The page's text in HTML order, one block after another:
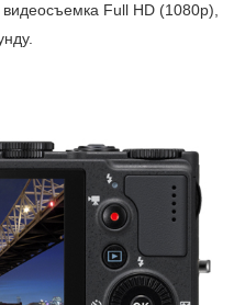
Full HD (1080p),